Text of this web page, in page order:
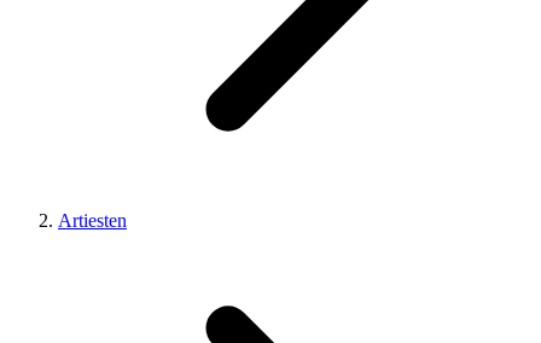
Artiesten